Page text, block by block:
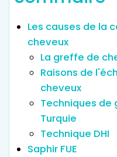
Les causes de la
cheveux
La greffe de
Raisons de
cheveux
Techniques de
Turquie
Technique DHI
Saphir FUE